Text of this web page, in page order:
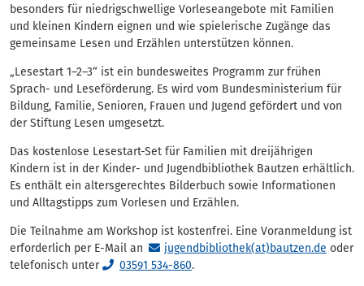
besonders für niedrigschwellige Vorleseangebote mit Familien
und kleinen Kindern eignen und wie spielerische Zugänge das
gemeinsame Lesen und Erzählen unterstützen können.
„Lesestart 1–2–3“ ist ein bundesweites Programm zur frühen
Sprach- und Leseförderung. Es wird vom Bundesministerium für
Bildung, Familie, Senioren, Frauen und Jugend gefördert und von
der Stiftung Lesen umgesetzt.
Das kostenlose Lesestart-Set für Familien mit dreijährigen
Kindern ist in der Kinder- und Jugendbibliothek Bautzen erhältlich.
Es enthält ein altersgerechtes Bilderbuch sowie Informationen
und Alltagstipps zum Vorlesen und Erzählen.
Die Teilnahme am Workshop ist kostenfrei. Eine Voranmeldung ist
erforderlich per E-Mail an
jugendbibliothek(at)bautzen.de oder
telefonisch unter
03591 534-860.